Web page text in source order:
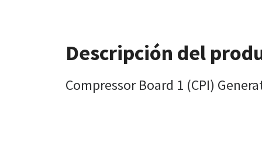
Descripción del
Compressor Board 1 (CPI)